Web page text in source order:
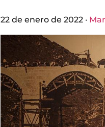
22 de enero de 2022 ·